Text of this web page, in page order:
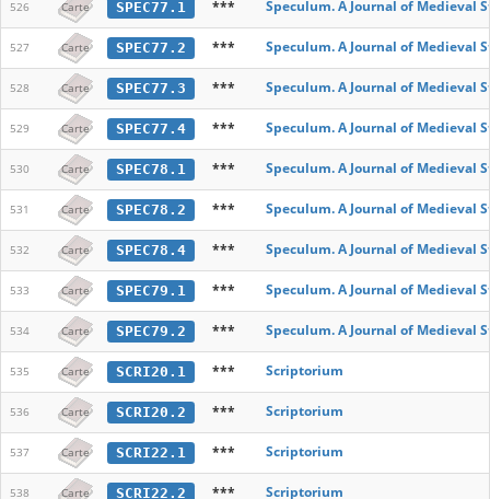
526 Carte SPEC77.1 *** Speculum. A Journal of Medieval
527 Carte SPEC77.2 *** Speculum. A Journal of Medieval
528 Carte SPEC77.3 *** Speculum. A Journal of Medieval
529 Carte SPEC77.4 *** Speculum. A Journal of Medieval
530 Carte SPEC78.1 *** Speculum. A Journal of Medieval
531 Carte SPEC78.2 *** Speculum. A Journal of Medieval
532 Carte SPEC78.4 *** Speculum. A Journal of Medieval
533 Carte SPEC79.1 *** Speculum. A Journal of Medieval
534 Carte SPEC79.2 *** Speculum. A Journal of Medieval
535 Carte SCRI20.1 *** Scriptorium
536 Carte SCRI20.2 *** Scriptorium
537 Carte SCRI22.1 *** Scriptorium
538 Carte SCRI22.2 *** Scriptorium